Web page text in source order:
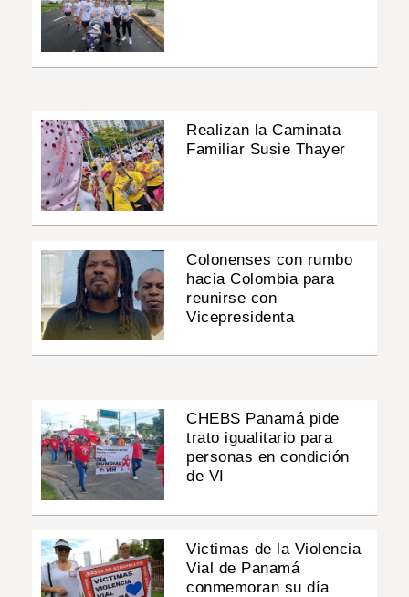
Realizan la Caminata
Familiar Susie Thayer
Colonenses con rumbo
hacia Colombia para
reunirse con
Vicepresidenta
CHEBS Panamá pide
trato igualitario para
personas en condición
de VI
Victimas de la Violencia
Vial de Panamá
conmemoran su día